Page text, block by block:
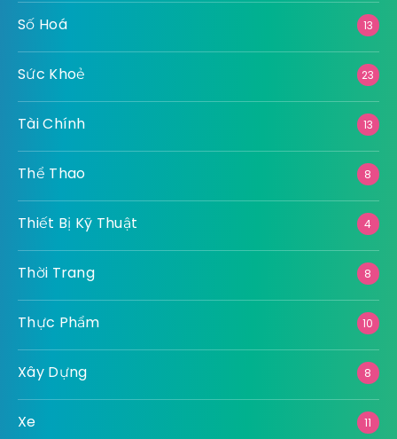
Số Hoá 13
Sức Khoẻ 23
Tài Chính 13
Thể Thao 8
Thiết Bị Kỹ Thuật 4
Thời Trang 8
Thực Phẩm 10
Xây Dựng 8
Xe 11